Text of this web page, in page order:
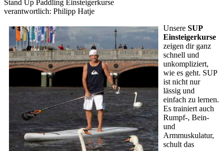
Stand Up Paddling Einsteigerkurse
verantwortlich: Philipp Hatje
Unsere SUP
Einsteigerkurse
zeigen dir ganz
schnell und
unkompliziert,
wie es geht. SUP
ist nicht nur
lässig und
einfach zu lernen.
Es trainiert auch
Rumpf-, Bein-
und
Armmuskulatur,
schult das